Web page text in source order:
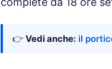
👉 Vedi anche: il